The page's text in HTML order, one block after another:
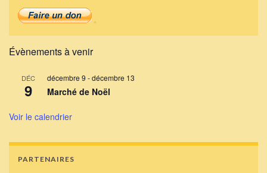
Évènements à venir
DÉC
9
décembre 9 -décembre 13
Marché de Noël
Voir le calendrier
PARTENAIRES